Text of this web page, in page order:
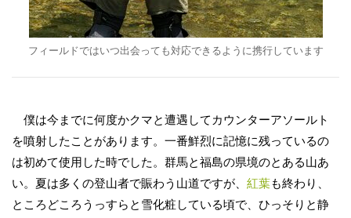
フィールドではいつ出会っても対応できるように携行しています
僕は今までに何度かクマと遭遇してカウンターアソールト
を噴射したことがあります。一番鮮烈に記憶に残っているの
は初めて使用した時でした。群馬と福島の県境のとある山あ
い。夏は多くの登山者で賑わう山道ですが、 紅葉も終わり、
ところどころうっすらと雪化粧している頃で、ひっそりと静